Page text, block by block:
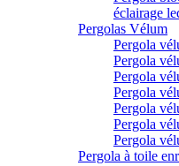
éclairage
Pergolas Vélum
Pergola
Pergola
Pergola
Pergola
Pergola
Pergola
Pergola
Pergola à toile